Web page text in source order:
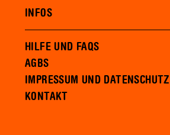
INFOS
HILFE UND FAQS
AGBS
IMPRESSUM UND DATENSCHUTZ
KONTAKT